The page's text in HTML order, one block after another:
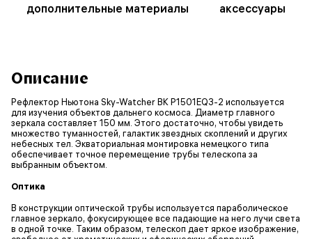
дополнительные материалы аксессуары
Описание
Рефлектор Ньютона Sky-Watcher BK P1501EQ3-2 используется
для изучения объектов дальнего космоса. Диаметр главного
зеркала составляет 150 мм. Этого достаточно, чтобы увидеть
множество туманностей, галактик звездных скоплений и других
небесных тел. Экваториальная монтировка немецкого типа
обеспечивает точное перемещение трубы телескопа за
выбранным объектом.
Оптика
В конструкции оптической трубы используется параболическое
главное зеркало, фокусирующее все падающие на него лучи света
в одной точке. Таким образом, телескоп дает яркое изображение,